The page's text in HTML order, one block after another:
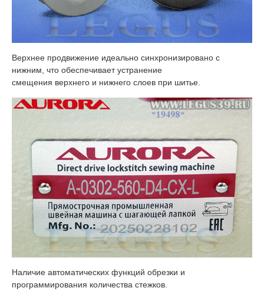
Верхнее продвижение идеально синхронизировано с
нижним, что обеспечивает устранение
смещения верхнего и нижнего слоев при шитье.
Наличие автоматических функций обрезки и
программирования количества стежков.